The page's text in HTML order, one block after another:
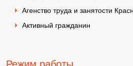
Агенство труда и занятости
Активный гражданин